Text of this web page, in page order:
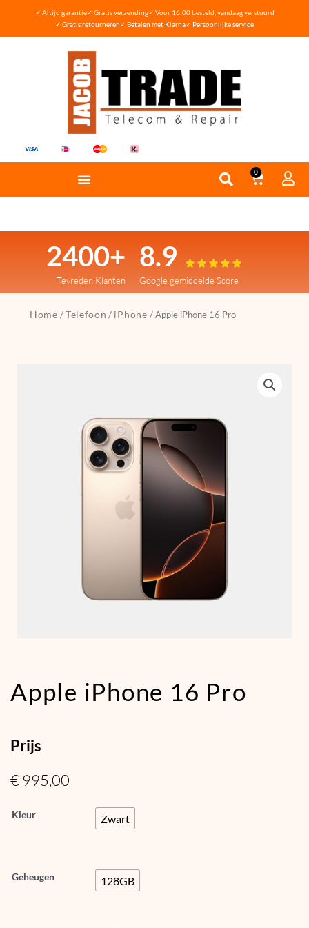
✓ Altijd garantie✓ Gratis verzending✓ Voor 16:00 besteld, vandaag verstuurd
✓ Gratis retourneren✓ Betalen met Klarna✓ Persoonlijke service
0
2400+
Tevreden Klanten
8.9     
Google gemiddelde Score
Home / Telefoon / iPhone / Apple iPhone 16 Pro
Apple iPhone 16 Pro
Prijs
€ 995,00
Kleur Zwart
Geheugen 128GB